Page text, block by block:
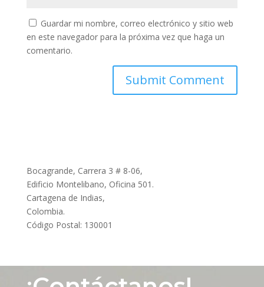
Guardar mi nombre, correo electrónico y sitio web
en este navegador para la próxima vez que haga un
comentario.
Bocagrande, Carrera 3 # 8-06,
Edificio Montelibano, Oficina 501.
Cartagena de Indias,
Colombia.
Código Postal: 130001